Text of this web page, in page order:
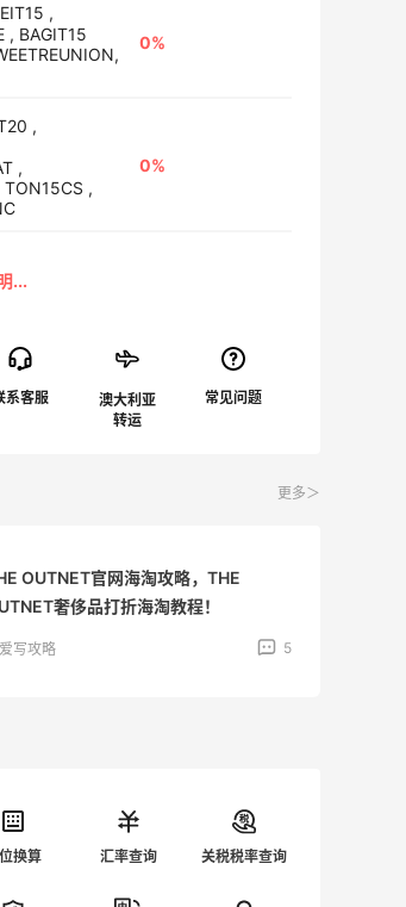
,
, BAGIT15
0%
,
,
,
0%
澳大利亚
转运
更多＞
OUTNET官网海淘攻略，THE
奢侈品打折海淘教程！
写攻略 5
换算 汇率查询 关税税率查询